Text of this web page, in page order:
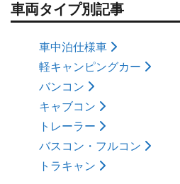
車両タイプ別記事
車中泊仕様車
軽キャンピングカー
バンコン
キャブコン
トレーラー
バスコン・フルコン
トラキャン